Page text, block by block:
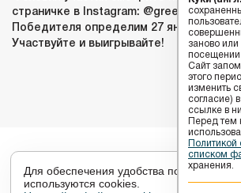
страничке в Instagram: @greencenterby
Победителя определим 27 января 2023
Участвуйте и выигрывайте!
Для обеспечения удобства
используются cookies.
заново
посещении
Сайт
этого
изменить
согласие)
ссылке в
Перед тем
списком
хранения.